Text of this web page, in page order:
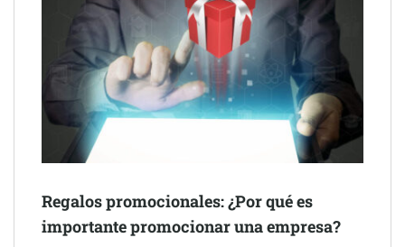
Schaeffler mejora su rentabilidad en el primer semestre de 2026
NOVA: innovación y diseño que transforman espacios de la
mano de Tormo Franquicias
Regalos promocionales: ¿Por qué es
importante promocionar una empresa?